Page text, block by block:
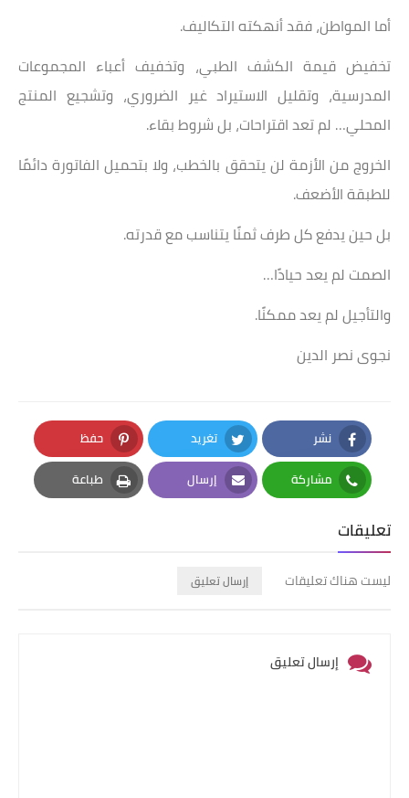
أما المواطن، فقد أنهكته التكاليف.
تخفيض قيمة الكشف الطبي، وتخفيف أعباء المجموعات
المدرسية، وتقليل الاستيراد غير الضروري، وتشجيع المنتج
المحلي… لم تعد اقتراحات، بل شروط بقاء.
الخروج من الأزمة لن يتحقق بالخطب، ولا بتحميل الفاتورة دائمًا
للطبقة الأضعف.
بل حين يدفع كل طرف ثمنًا يتناسب مع قدرته.
الصمت لم يعد حيادًا…
والتأجيل لم يعد ممكنًا.
نجوى نصر الدين
نشر
Facebook
تغريد
Twitter
حفظ
Pinterest
مشاركة
Whatsapp
إرسال
Email
طباعة
Print
تعليقات
ليست هناك تعليقات إرسال تعليق
إرسال تعليق